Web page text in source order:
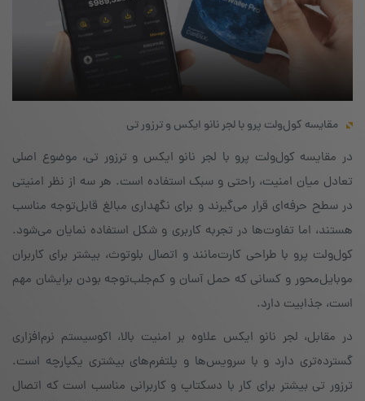
مقایسه کول‌ولت پرو با لجر نانو ایکس و ترزور تی
در مقایسه کول‌ولت پرو با لجر نانو ایکس و ترزور تی، موضوع اصلی
تعادل میان امنیت، راحتی و سبک استفاده است. هر سه از نظر امنیتی
در سطح حرفه‌ای قرار می‌گیرند و برای نگهداری مبالغ قابل‌توجه مناسب
هستند، اما تفاوت‌ها در تجربه کاربری و شکل استفاده نمایان می‌شود.
کول‌ولت پرو با طراحی کارت‌مانند و اتصال بلوتوث، بیشتر برای کاربران
موبایل‌محور و کسانی که حمل آسان و کم‌جلب‌توجه بودن برایشان مهم
است، جذابیت دارد.
در مقابل، لجر نانو ایکس علاوه بر امنیت بالا، اکوسیستم نرم‌افزاری
گسترده‌تری دارد و با سرویس‌ها و پلتفرم‌های بیشتری یکپارچه است.
ترزور تی بیشتر برای کار با دسکتاپ و کاربرانی مناسب است که اتصال